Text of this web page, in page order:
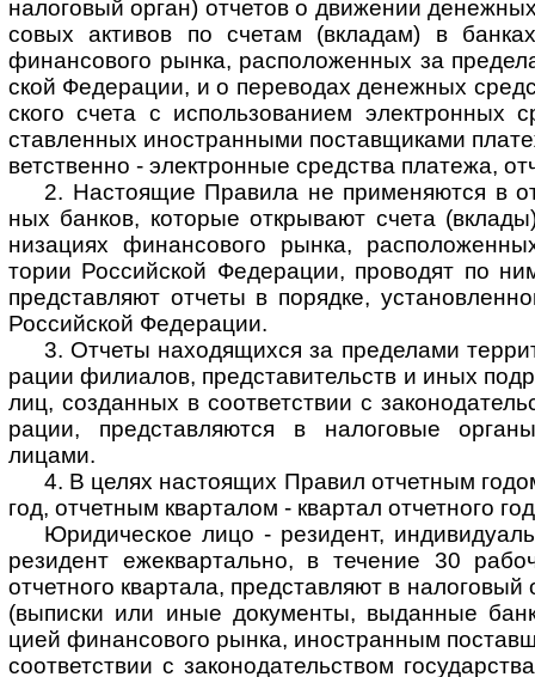
нало­говый орган) отче­тов о дви­же­нии
совых акти­вов по сче­там (вкла­дам) в
финан­сового рынка, рас­поло­жен­ных за
ской Феде­рации, и о пере­водах денеж­ных
ского счета с исполь­зова­нием элект­ронных
став­лен­ных иност­ран­ными постав­щиками
ветст­венно - элект­ронные сред­ства пла­тежа,
2. Настоящие Правила не применяются в
ных бан­ков, кото­рые откры­вают счета
низа­циях финан­сового рынка,
тории Рос­сий­ской Феде­рации, прово­дят по
пред­став­ляют отчеты в поря­дке,
Рос­сий­ской Феде­рации.
3. Отчеты находящихся за пределами
ра­ции фили­алов, пред­ста­ви­тель­ств и иных
лиц, создан­ных в соот­вет­ствии с
рации, пред­став­ляются в нало­говые
лицами.
4. В целях настоящих Правил отчетным
год, отчет­ным квар­та­лом - квар­тал отчет­ного
Юридическое лицо - резидент,
рези­дент еже­квар­та­льно, в тече­ние 30
отчет­ного квар­тала, пред­став­ляют в нало­говый
(выпи­ски или иные доку­менты, выдан­ные
цией финан­сового рынка, ино­ст­ран­ным
соот­ветст­вии с зако­нода­тель­ст­вом